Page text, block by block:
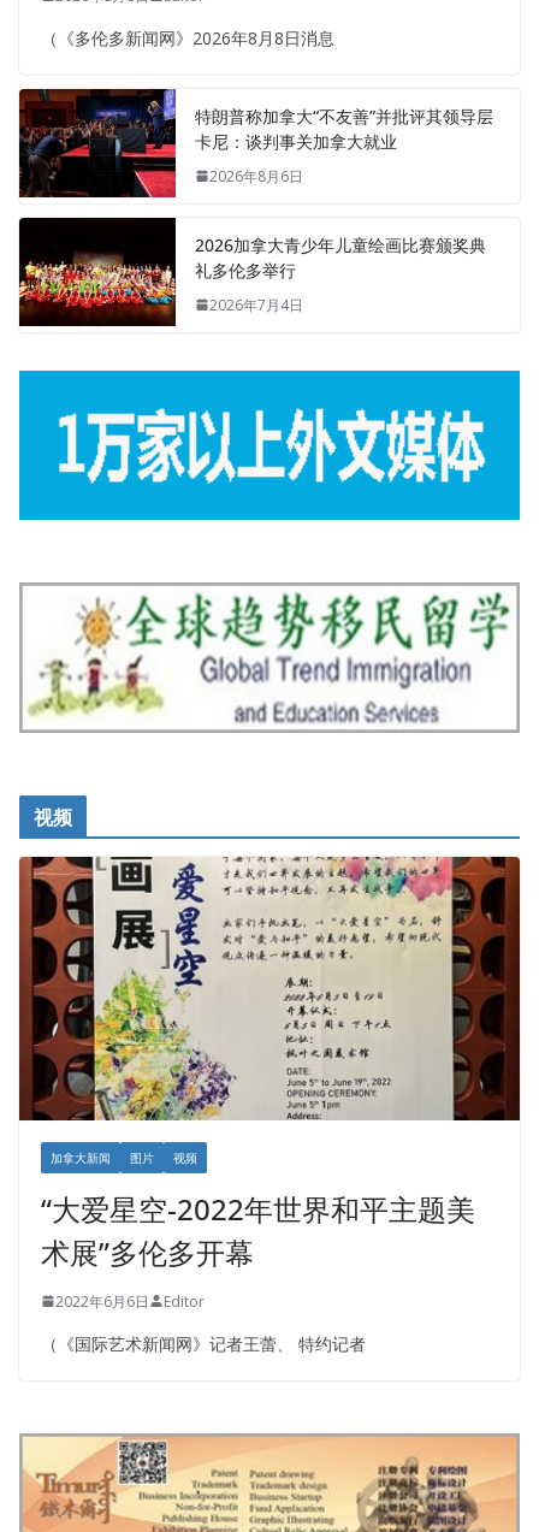
（《多伦多新闻网》2026年8月8日消息
特朗普称加拿大“不友善”并批评其领导层
卡尼：谈判事关加拿大就业
2026年8月6日
2026加拿大青少年儿童绘画比赛颁奖典
礼多伦多举行
2026年7月4日
视频
加拿大新闻 图片 视频
“大爱星空-2022年世界和平主题美
术展”多伦多开幕
2022年6月6日 Editor
（《国际艺术新闻网》记者王蕾、 特约记者